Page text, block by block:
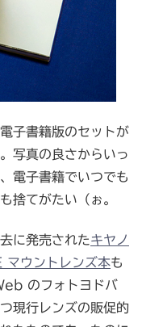
子書籍版のセットが
写真の良さからいっ
電子書籍でいつでも
捨てがたい（ぉ。
に発売されたキヤノ
マウントレンズ本も
のフォトヨドバ
現行レンズの販促的